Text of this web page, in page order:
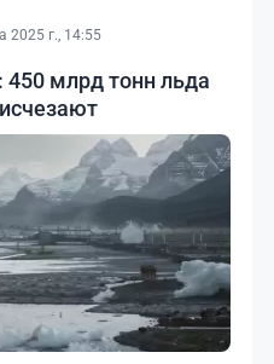
2025 г., 14:55
млрд тонн льда